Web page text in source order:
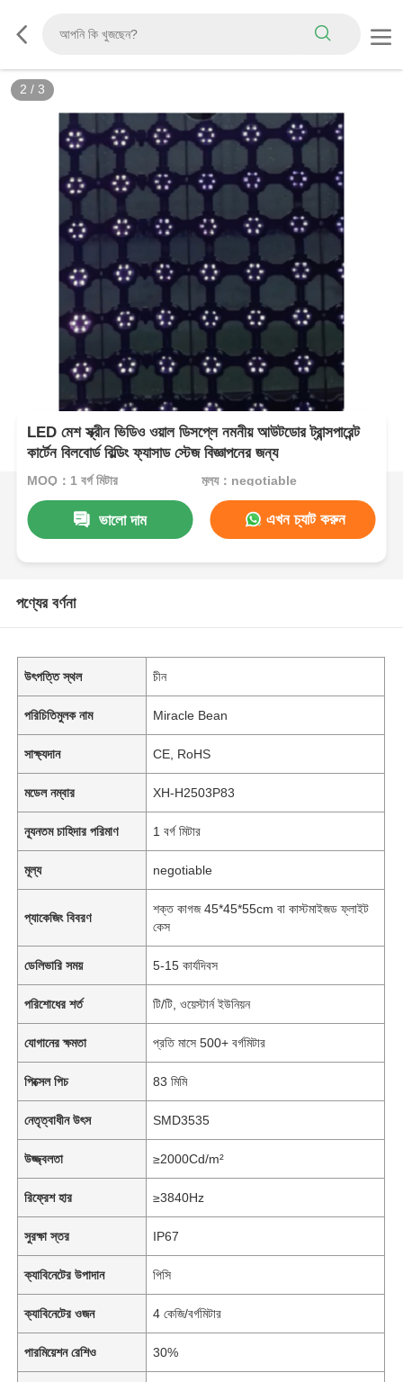
2 / 3
LED মেশ স্ক্রীন ভিডিও ওয়াল ডিসপ্লে নমনীয় আউটডোর ট্রান্সপারেন্ট
কার্টেন বিলবোর্ড বিল্ডিং ফ্যাসাড স্টেজ বিজ্ঞাপনের জন্য
MOQ：1 বর্গ মিটার মূল্য：negotiable
ভালো দাম এখন চ্যাট করুন
পণ্যের বর্ণনা
উৎপত্তি স্থল চীন
পরিচিতিমুলক নাম Miracle Bean
সাক্ষ্যদান CE, RoHS
মডেল নম্বার XH-H2503P83
ন্যূনতম চাহিদার পরিমাণ 1 বর্গ মিটার
মূল্য negotiable
প্যাকেজিং বিবরণ
শক্ত কাগজ 45*45*55cm বা কাস্টমাইজড ফ্লাইট
কেস
ডেলিভারি সময় 5-15 কার্যদিবস
পরিশোধের শর্ত টি/টি, ওয়েস্টার্ন ইউনিয়ন
যোগানের ক্ষমতা প্রতি মাসে 500+ বর্গমিটার
পিক্সেল পিচ 83 মিমি
নেতৃত্বাধীন উৎস SMD3535
উজ্জ্বলতা ≥2000Cd/m²
রিফ্রেশ হার ≥3840Hz
সুরক্ষা স্তর IP67
ক্যাবিনেটের উপাদান পিসি
ক্যাবিনেটের ওজন 4 কেজি/বর্গমিটার
পারমিয়েশন রেশিও 30%